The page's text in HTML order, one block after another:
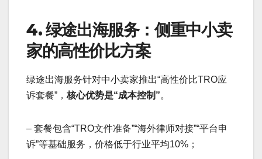
4. 绿途出海服务：侧重中小卖
家的高性价比方案
绿途出海服务针对中小卖家推出“高性价比TRO应
诉套餐”， 核心优势是“成本控制”。
– 套餐包含“TRO文件准备”“海外律师对接”“平台申
诉”等基础服务，价格低于行业平均10%；